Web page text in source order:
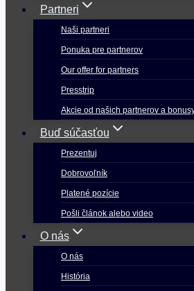
Partneri
Naši partneri
Ponuka pre partnerov
Our offer for partners
Presstrip
Akcie od našich partnerov a
Buď súčasťou
Prezentuj
Dobrovoľník
Platené pozície
Pošli článok alebo video
O nás
O nás
História